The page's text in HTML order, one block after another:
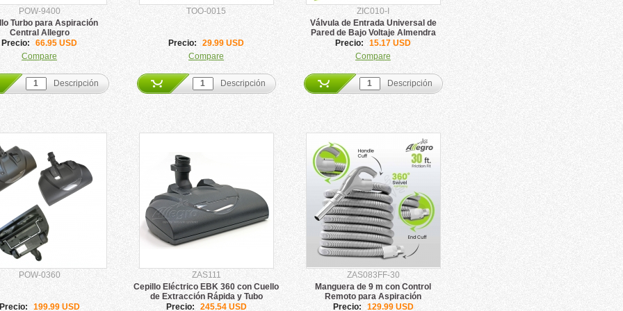
POW-9400
Turbo para Aspiración
Central Allegro
Precio:
66.95 USD
Compare
Descripción
TOO-0015
Precio: 29.99 USD
Compare
Descripción
ZIC010-I
Válvula de Entrada Universal de
Pared de Bajo Voltaje Almendra
Precio:
15.17 USD
Compare
Descripción
POW-0360
199.99 USD
ZAS111
Cepillo Eléctrico EBK 360 con Cuello
de Extracción Rápida y Tubo
Telescópico
Precio: 245.54 USD
ZAS083FF-30
Manguera de 9 m con Control
Remoto para Aspiración
Centralizada Allegro
Precio: 129.99 USD